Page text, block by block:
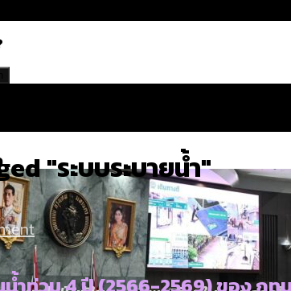
"ระบบระบายน้ำ"
ำท่วม 4 ปี (2566-2569) ของ กทม